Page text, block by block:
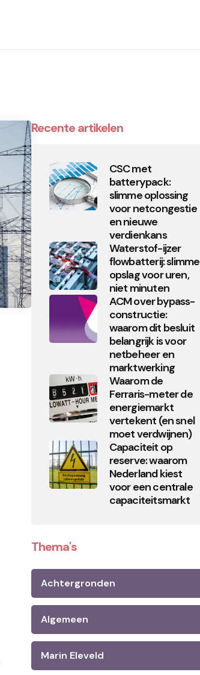
Recente artikelen
CSC met
batterypack:
slimme oplossing
voor netcongestie
en nieuwe
verdienkans
Waterstof-ijzer
flowbatterij: slimme
opslag voor uren,
niet minuten
ACM over bypass-
constructie:
waarom dit besluit
belangrijk is voor
netbeheer en
marktwerking
Waarom de
Ferraris-meter de
energiemarkt
vertekent (en snel
moet verdwijnen)
Capaciteit op
reserve: waarom
Nederland kiest
voor een centrale
capaciteitsmarkt
Thema's
Achtergronden
Algemeen
Marin Eleveld